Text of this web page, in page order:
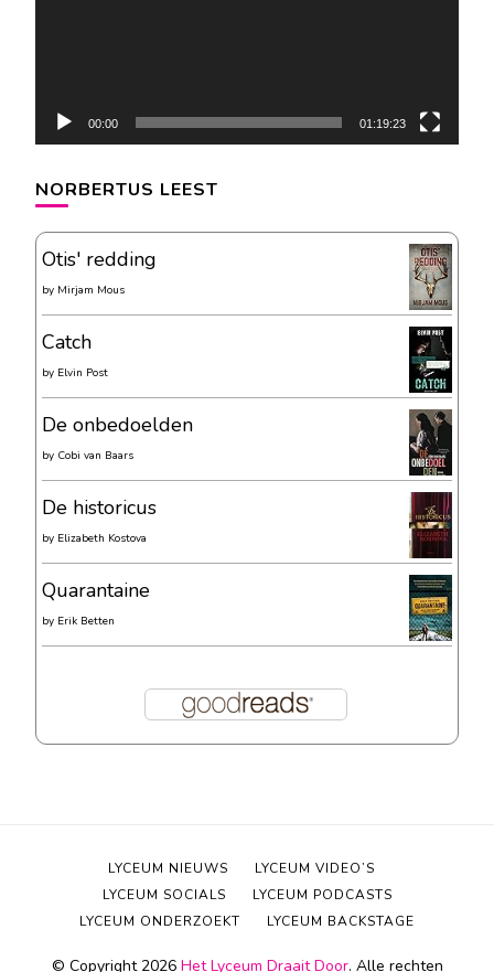
00:00 01:19:23
NORBERTUS LEEST
Otis' redding
by Mirjam Mous
Catch
by Elvin Post
De onbedoelden
by Cobi van Baars
De historicus
by Elizabeth Kostova
Quarantaine
by Erik Betten
© Copyright 2026 Het Lyceum Draait Door. Alle rechten
LYCEUM NIEUWS
LYCEUM VIDEO’S
LYCEUM SOCIALS
LYCEUM PODCASTS
LYCEUM ONDERZOEKT
LYCEUM BACKSTAGE